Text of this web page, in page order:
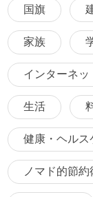
国旗
家族
インターネッ
生活
健康・ヘルス
ノマド的節約